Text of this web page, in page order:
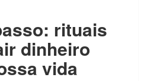
rituais
dinheiro
vida